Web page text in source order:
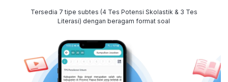
Tersedia 7 tipe subtes (4 Tes Potensi Skolastik & 3 Tes
Literasi) dengan beragam format soal